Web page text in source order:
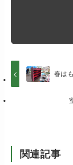
春は
関連記事